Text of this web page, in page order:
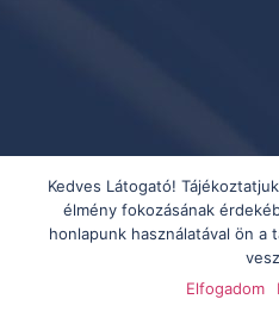
Kedves Látogató!
élmény fokozásának
honlapunk használatával ön a
Elfogadom